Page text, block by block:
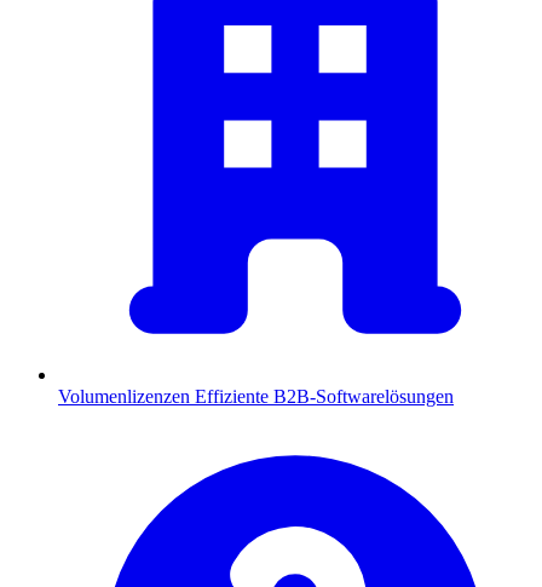
Volumenlizenzen Effiziente B2B-Softwarelösungen